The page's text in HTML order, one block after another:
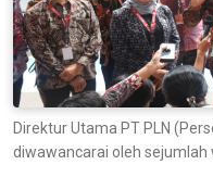
Direktur Utama PT PLN
diwawancarai oleh sejumlah